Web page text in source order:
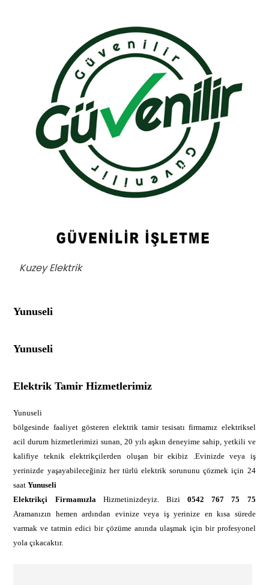
Kuzey Elektrik
Yunuseli
Yunuseli
Elektrik Tamir Hizmetlerimiz
Yunuseli
bölgesinde faaliyet gösteren elektrik tamir tesisatı firmamız elektriksel
acil durum hizmetlerimizi sunan, 20 yılı aşkın deneyime sahip, yetkili ve
kalifiye teknik elektrikçilerden oluşan bir ekibiz .Evinizde veya iş
yerinizde yaşayabileceğiniz her türlü elektrik sorununu çözmek için 24
saatYunuseli
Elektrikçi Firmamızla Hizmetinizdeyiz. Bizi0542 767 75 75
Aramanızın hemen ardından evinize veya iş yerinize en kısa sürede
varmak ve tatmin edici bir çözüme anında ulaşmak için bir profesyonel
yola çıkacaktır.